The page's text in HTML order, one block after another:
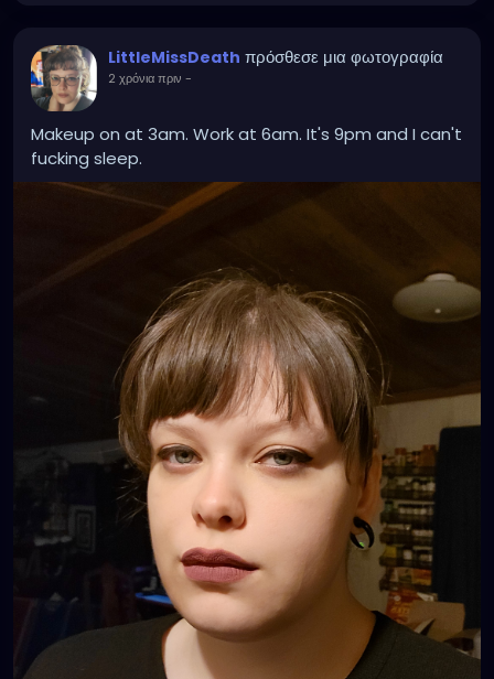
LittleMissDeath πρόσθεσε μια φωτογραφία
2 χρόνια πριν -
Makeup on at 3am. Work at 6am. It's 9pm and I can't
fucking sleep.